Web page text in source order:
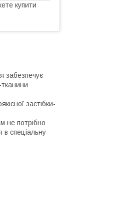
купити
забезпечує
застібки-
не потрібно
в спеціальну